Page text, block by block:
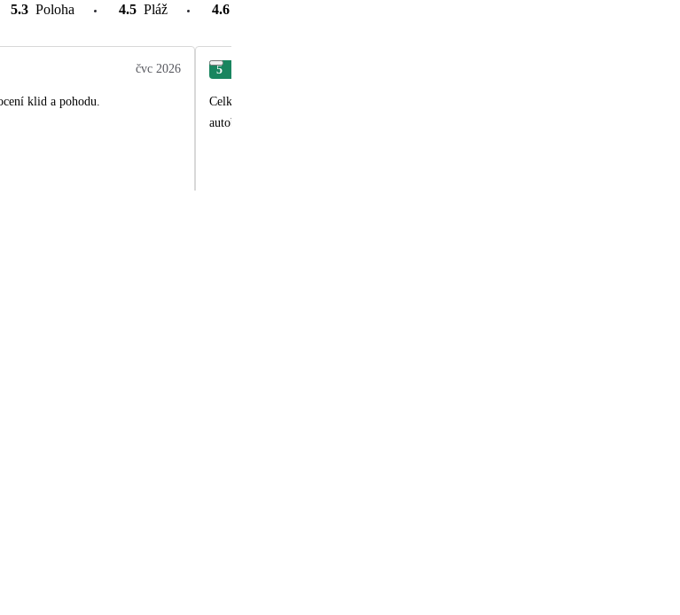
5.3 Poloha 4.5 Pláž 4.6
čvc 2026
klid a pohodu.
5
Celkově jsme byli spokojeni. Co bychom si však příště odpustili, je výlet s cenou pro dva za
autobusem. Návštěvu museí a vše ostatní si musíte hradit sami, což výlet ještě prodraží.